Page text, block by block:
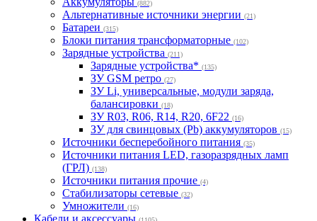
(882)
Альтернативные источники энергии (21)
Батареи (315)
Блоки питания трансформаторные (102)
Зарядные устройства (211)
Зарядные устройства* (135)
ЗУ GSM ретро (27)
ЗУ Li, универсальные, модули заряда,
балансировки (18)
ЗУ R03, R06, R14, R20, 6F22 (16)
ЗУ для свинцовых (Pb) аккумуляторов (15)
Источники бесперебойного питания (35)
Источники питания LED, газоразрядных ламп
(ГРЛ) (138)
Источники питания прочие (4)
Стабилизаторы сетевые (32)
Умножители (16)